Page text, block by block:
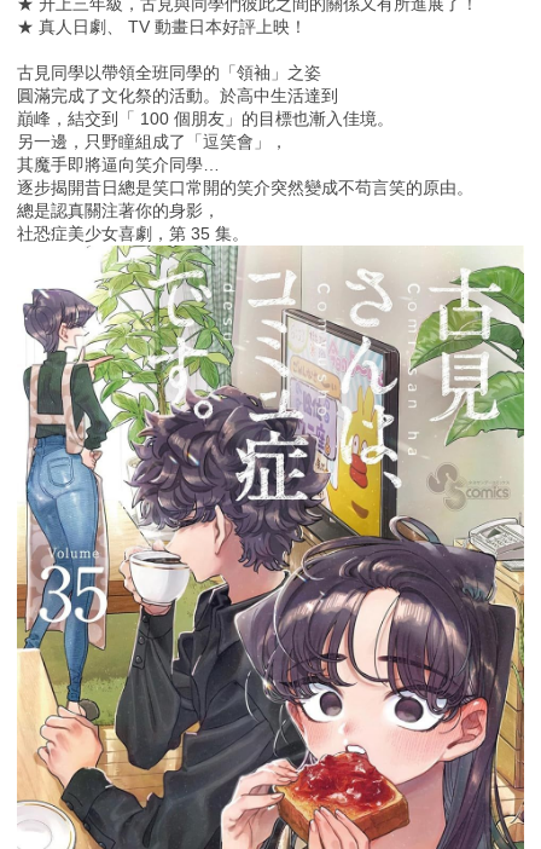
★ 升上三年級，古見與同學們彼此之間的關係又有所進展了！
★ 真人日劇、 TV 動畫日本好評上映！
古見同學以帶領全班同學的「領袖」之姿
圓滿完成了文化祭的活動。於高中生活達到
巔峰，結交到「 100 個朋友」的目標也漸入佳境。
另一邊，只野瞳組成了「逗笑會」，
其魔手即將逼向笑介同學…
逐步揭開昔日總是笑口常開的笑介突然變成不苟言笑的原由。
總是認真關注著你的身影，
社恐症美少女喜劇，第 35 集。